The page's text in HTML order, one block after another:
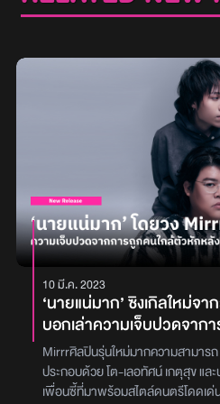
10 มี.ค. 2023
‘นายแน่มาก’ ซิงเกิลใหม่จา
บอกเล่าความเจ็บปวดจา
Mirrrศิลปินรุ่นใหม่มากความสามาร
ประกอบด้วย โต-เลอทัศน์ เกตุสุข แล
เพื่อนซี้ที่มาพร้อมสไตล์ดนตรีโดดเ